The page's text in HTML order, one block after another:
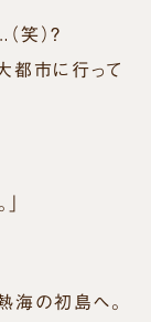
笑）？
都市に行って
海の初島へ。